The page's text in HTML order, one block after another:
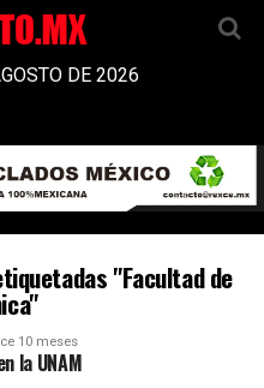
DE 2026
"Facultad de
10 meses
la UNAM